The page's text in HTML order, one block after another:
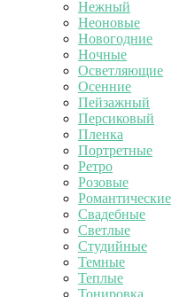
Нежный
Неоновые
Новогодние
Ночные
Осветляющие
Осенние
Пейзажный
Персиковый
Пленка
Портретные
Ретро
Розовые
Романтические
Свадебные
Светлые
Студийные
Темные
Теплые
Тонировка